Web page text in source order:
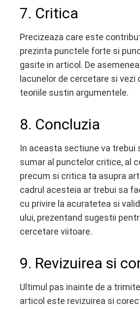
7. Critica
Precizeaza care este
prezinta punctele forte si
gasite in articol. De
lacunelor de cercetare si vezi
teoriile sustin argumentele.
8. Concluzia
In aceasta sectiune va trebui
sumar al punctelor critice, al
precum si critica ta asupra
cadrul acesteia ar trebui sa
cu privire la acuratetea si
ului, prezentand sugestii
cercetare viitoare.
9. Revizuirea si
Ultimul pas inainte de a
articol este revizuirea si